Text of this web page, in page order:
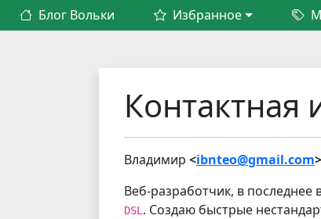
Блог Вольки Избранное
Владимир <ibnteo@gmail.com>
Веб-разработчик, в последнее
DSL . Создаю быстрые